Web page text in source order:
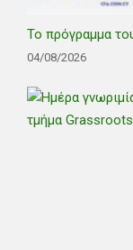
Το πρόγραμμα
04/08/2026